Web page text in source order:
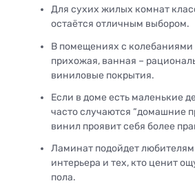
Для сухих жилых комнат
остаётся отличным выбором.
В помещениях с колебаниями
прихожая, ванная –
виниловые покрытия.
Если в доме есть маленькие
часто случаются “домашние
винил проявит себя более
Ламинат подойдет
интерьера и тех, кто ценит
пола.